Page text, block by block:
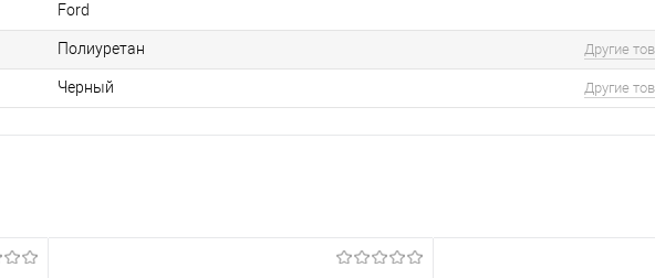
Ford
Полиуретан Другие
Черный Другие